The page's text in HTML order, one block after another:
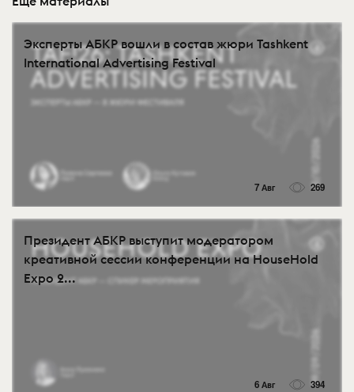
Эксперты АБКР вошли в состав жюри Tashkent
International Advertising Festival
7 Авг 269
Президент АБКР выступит модератором
креативной сессии конференции на HouseHold
Expo 2...
6 Авг 394